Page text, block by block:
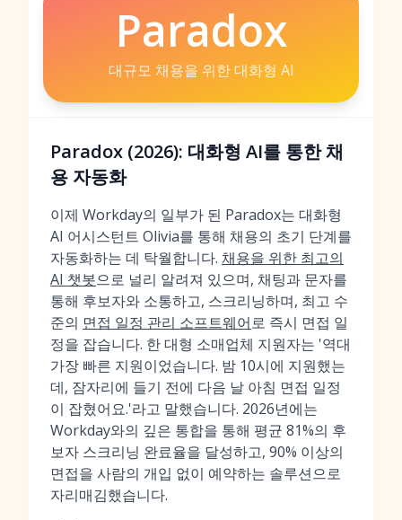
Paradox
대규모 채용을 위한 대화형 AI
Paradox (2026): 대화형 AI를 통한 채
용 자동화
이제 Workday의 일부가 된 Paradox는 대화형
AI 어시스턴트 Olivia를 통해 채용의 초기 단계를
자동화하는 데 탁월합니다. 채용을 위한 최고의
AI 챗봇으로 널리 알려져 있으며, 채팅과 문자를
통해 후보자와 소통하고, 스크리닝하며, 최고 수
준의 면접 일정 관리 소프트웨어로 즉시 면접 일
정을 잡습니다. 한 대형 소매업체 지원자는 '역대
가장 빠른 지원이었습니다. 밤 10시에 지원했는
데, 잠자리에 들기 전에 다음 날 아침 면접 일정
이 잡혔어요.'라고 말했습니다. 2026년에는
Workday와의 깊은 통합을 통해 평균 81%의 후
보자 스크리닝 완료율을 달성하고, 90% 이상의
면접을 사람의 개입 없이 예약하는 솔루션으로
자리매김했습니다.